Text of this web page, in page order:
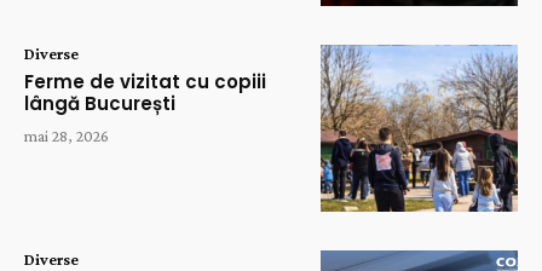
Diverse
Ferme de vizitat cu copiii
lângă București
mai 28, 2026
Diverse